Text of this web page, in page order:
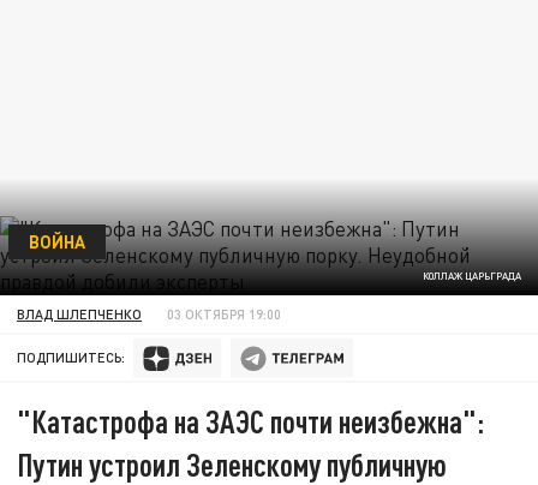
КОЛЛАЖ ЦАРЬГРАДА
ВОЙНА
ВЛАД ШЛЕПЧЕНКО 03 ОКТЯБРЯ 19:00
ПОДПИШИТЕСЬ:
"Катастрофа на ЗАЭС почти неизбежна":
Путин устроил Зеленскому публичную